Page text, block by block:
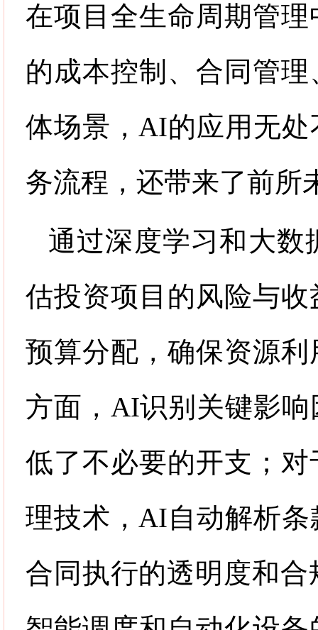
在项目全生命周期管
的成本控制、合同管
体场景， AI的应用无
务流程，还带来了前所
通过深度学习和大数
估投资项目的风险与
预算分配，确保资源
方面， AI识别关键影
低了不必要的开支；
理技术， AI自动解析
合同执行的透明度和